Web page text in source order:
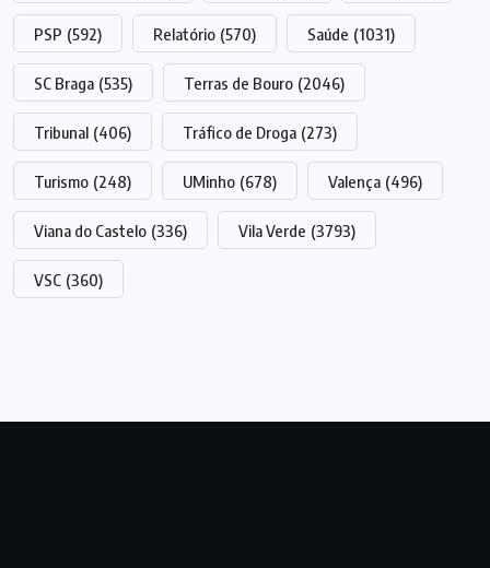
PSP (592) Relatório (570) Saúde (1031)
SC Braga (535) Terras de Bouro (2046)
Tribunal (406) Tráfico de Droga (273)
Turismo (248) UMinho (678) Valença (496)
Viana do Castelo (336) Vila Verde (3793)
VSC (360)